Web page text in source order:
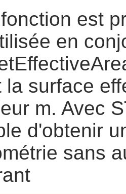
est
en
la surface
m. Avec
d'obtenir
sans